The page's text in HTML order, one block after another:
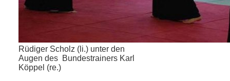
Rüdiger Scholz (li.) unter den
Augen des Bundestrainers Karl
Köppel (re.)